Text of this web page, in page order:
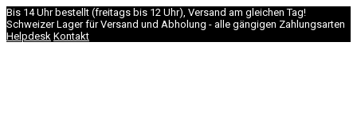
Bis 14 Uhr bestellt (freitags bis 12 Uhr), Versand am gleichen Tag!
Schweizer Lager für Versand und Abholung - alle gängigen Zahlungsarten
Helpdesk Kontakt